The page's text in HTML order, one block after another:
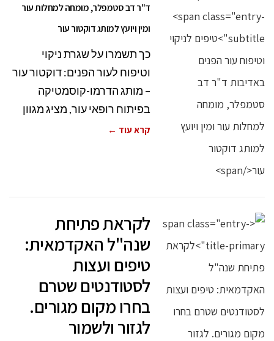
ד"ר דב סטמפלר, מומחה למחלות עור
ומין ויועץ למותג דוקטור עור
כך תשמרו על שגרת ניקוי
וטיפוח לעור הפנים: דוקטור עור
– מותג הדרמו-קוסמטיקה
בפיתוח רופאי עור, מציג מגוון
קרא עוד ←
לקראת פתיחת
שנה"ל האקדמאית:
טיפים ועצות
לסטודנטים שטרם
בחרו מקום מגורים.
לגזור ולשמור